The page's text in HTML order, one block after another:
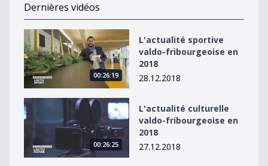
Dernières vidéos
L&#039;actualité sportive valdo-fribourgeoise en 2018
00:26:19
L'actualité sportive
valdo-fribourgeoise en
2018
28.12.2018
L&#039;actualité culturelle valdo-fribourgeoise en
00:26:25
L'actualité culturelle
valdo-fribourgeoise en
2018
27.12.2018